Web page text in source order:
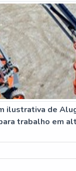
ilustrativa de
trabalho em